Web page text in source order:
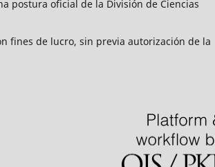
postura oficial de la División de Ciencias
fines de lucro, sin previa autorización de la